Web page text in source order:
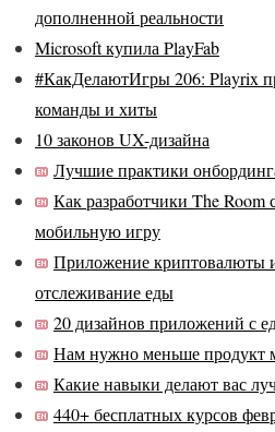
дополненной реальности
Microsoft купила PlayFab
#КакДелаютИгры 206: Playrix
команды и хиты
10 законов UX-дизайна
Лучшие практики
Как разработчики The
мобильную игру
Приложение криптовалюты
отслеживание еды
20 дизайнов приложений с
Нам нужно меньше продукт
Какие навыки делают вас
440+ бесплатных курсов